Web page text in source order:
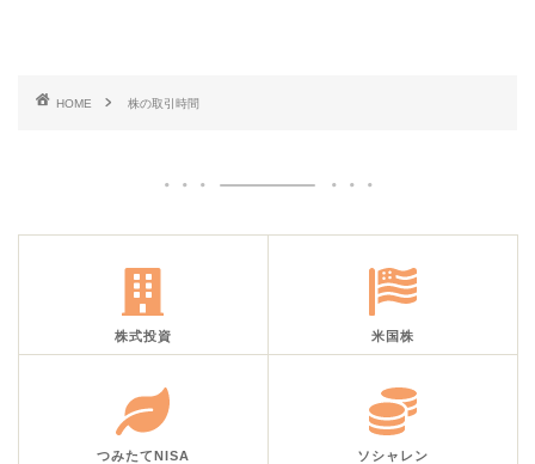
HOME 株の取引時間
株式投資 米国株
つみたてNISA ソシャレン